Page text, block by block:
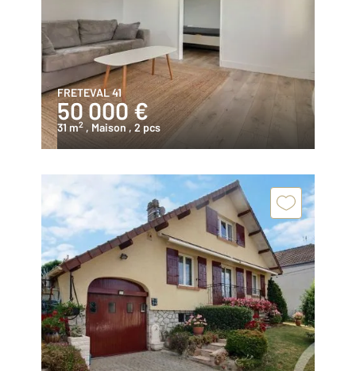
FRETEVAL 41
50 000 €
31 m2 , Maison, 2 pcs